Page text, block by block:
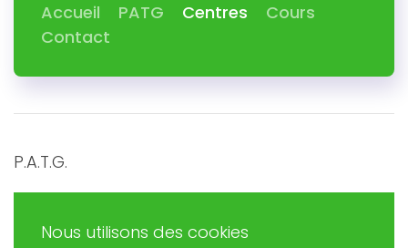
Accueil PATG Centres
Cours
Contact
P.A.T.G.
Nous utilisons des cookies